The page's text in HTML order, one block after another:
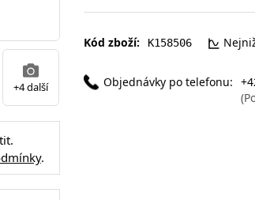
+4 další
.
Kód zboží: K158506
Objednávky po telefonu: